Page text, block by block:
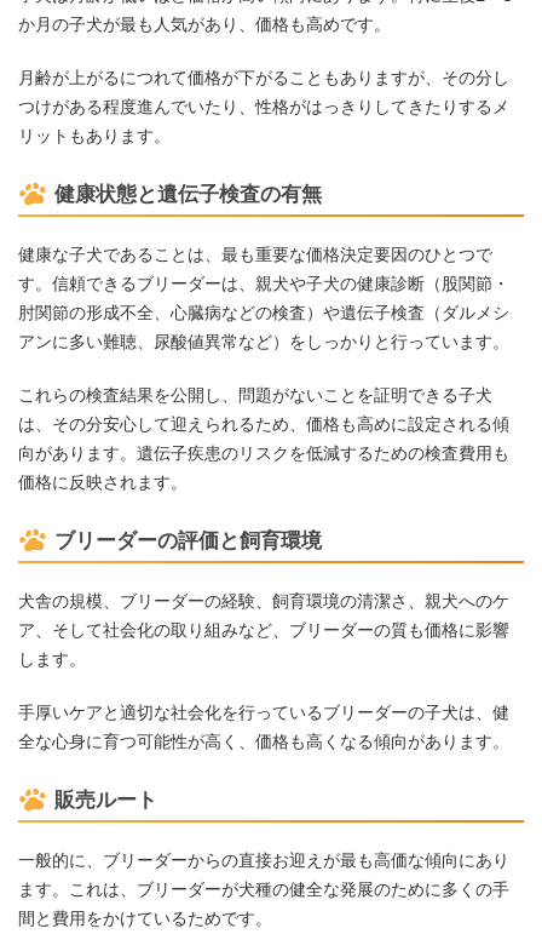
か月の子犬が最も人気があり、価格も高めです。
月齢が上がるにつれて価格が下がることもありますが、その分し
つけがある程度進んでいたり、性格がはっきりしてきたりするメ
リットもあります。
健康状態と遺伝子検査の有無
健康な子犬であることは、最も重要な価格決定要因のひとつで
す。信頼できるブリーダーは、親犬や子犬の健康診断（股関節・
肘関節の形成不全、心臓病などの検査）や遺伝子検査（ダルメシ
アンに多い難聴、尿酸値異常など）をしっかりと行っています。
これらの検査結果を公開し、問題がないことを証明できる子犬
は、その分安心して迎えられるため、価格も高めに設定される傾
向があります。遺伝子疾患のリスクを低減するための検査費用も
価格に反映されます。
ブリーダーの評価と飼育環境
犬舎の規模、ブリーダーの経験、飼育環境の清潔さ、親犬へのケ
ア、そして社会化の取り組みなど、ブリーダーの質も価格に影響
します。
手厚いケアと適切な社会化を行っているブリーダーの子犬は、健
全な心身に育つ可能性が高く、価格も高くなる傾向があります。
販売ルート
一般的に、ブリーダーからの直接お迎えが最も高価な傾向にあり
ます。これは、ブリーダーが犬種の健全な発展のために多くの手
間と費用をかけているためです。